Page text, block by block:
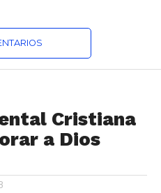
Cristiana
a Dios